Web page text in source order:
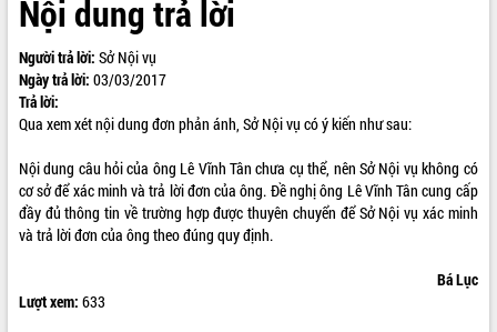
Nội dung trả lời
Người trả lời: Sở Nội vụ
Ngày trả lời: 03/03/2017
Trả lời:
Qua xem xét nội dung đơn phản ánh, Sở Nội vụ có ý kiến như sau:
Nội dung câu hỏi của ông Lê Vĩnh Tân chưa cụ thể, nên Sở Nội vụ không có
cơ sở để xác minh và trả lời đơn của ông. Đề nghị ông Lê Vĩnh Tân cung cấp
đầy đủ thông tin về trường hợp được thuyên chuyển để Sở Nội vụ xác minh
và trả lời đơn của ông theo đúng quy định.
Bá Lục
Lượt xem: 633